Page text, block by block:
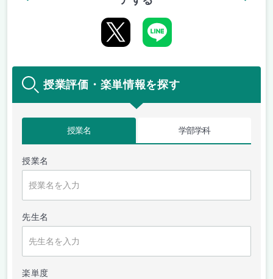
授業評価・楽単情報を探す
授業名 学部学科
授業名
先生名
楽単度